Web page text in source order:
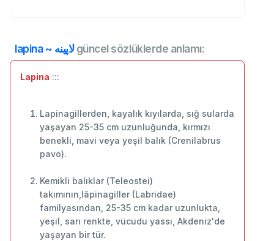
lapina ~ لاپينهgüncel sözlüklerde anlamı:
Lapina :::
Lapinagillerden, kayalık kıyılarda, sığ sularda
yaşayan 25-35 cm uzunluğunda, kırmızı
benekli, mavi veya yeşil balık (Crenilabrus
pavo).
Kemikli balıklar (Teleostei)
takımının,lâpinagiller (Labridae)
familyasından, 25-35 cm kadar uzunlukta,
yeşil, sarı renkte, vücudu yassı, Akdeniz'de
yaşayan bir tür.